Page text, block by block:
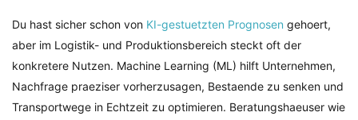
Du hast sicher schon von KI-gestuetzten Prognosen gehoert,
aber im Logistik- und Produktionsbereich steckt oft der
konkretere Nutzen. Machine Learning (ML) hilft Unternehmen,
Nachfrage praeziser vorherzusagen, Bestaende zu senken und
Transportwege in Echtzeit zu optimieren. Beratungshaeuser wie